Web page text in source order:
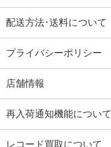
配送方法･送料について
プライバシーポリシー
店舗情報
再入荷通知機能について
レコード買取について